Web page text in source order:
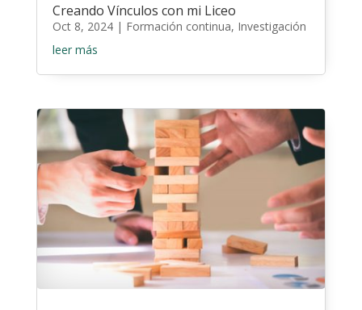
Creando Vínculos con mi Liceo
Oct 8, 2024| Formación continua, Investigación
leer más